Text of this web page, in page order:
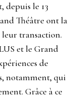
depuis le 13
Théâtre ont la
leur transaction.
et le Grand
de
notamment, qui
Grâce à ce